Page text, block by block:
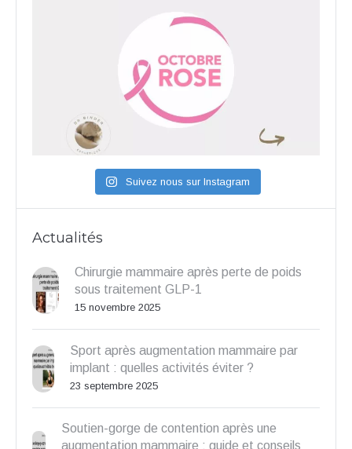
Suivez nous sur Instagram
Actualités
Chirurgie mammaire après perte de poids
sous traitement GLP-1
15 novembre 2025
Sport après augmentation mammaire par
implant : quelles activités éviter ?
23 septembre 2025
Soutien-gorge de contention après une
augmentation mammaire : guide et conseils